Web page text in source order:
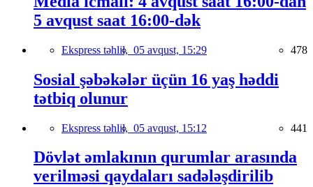
5 avqust saat 16:00-dək
Ekspress təhlil, 05 avqust, 15:29 478
Sosial şəbəkələr üçün 16 yaş həddi
tətbiq olunur
Ekspress təhlil, 05 avqust, 15:12 441
Dövlət əmlakının qurumlar arasında
verilməsi qaydaları sadələşdirilib